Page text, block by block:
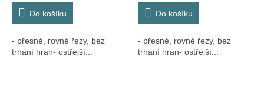
Do košíku
- přesné, rovné řezy, bez
trhání hran- ostřejší...
Do košíku
- přesné, rovné řezy, bez
trhání hran- ostřejší...